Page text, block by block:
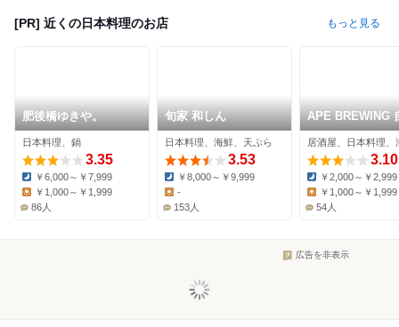
[PR] 近くの日本料理のお店 もっと見る
肥後橋ゆきや。
日本料理、鍋
3.35
Dinner:
￥6,000～￥7,999
￥1,000～￥1,999
86人
旬家 和しん
日本料理、海鮮、天ぷら
3.53
Dinner:
￥8,000～￥9,999
-
153人
APE BREWING
製クラフトビー
と肴とおばんざい
居酒屋、日本料理、
3.10
Dinner:
￥2,000～￥2,999
￥1,000～￥1,999
54人
広告を非表示